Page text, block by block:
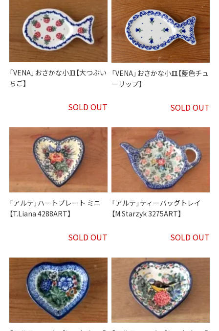
「VENA」おさかな小皿【大つぶい
ちご】
SOLD OUT
「VENA」おさかな小皿【藍色チュ
ーリップ】
SOLD OUT
「アルテ」ハートプレート ミニ
【T.Liana 4288ART】
SOLD OUT
「アルテ」ティーバッグトレイ
【M.Starzyk 3275ART】
SOLD OUT